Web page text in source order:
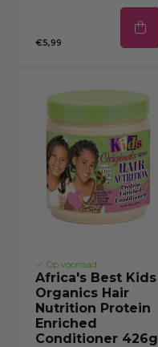
€5,99
Op voorraad
Africa's Best Kids
Organics Hair
Nutrition Protein
Enriched
Conditioner 426g